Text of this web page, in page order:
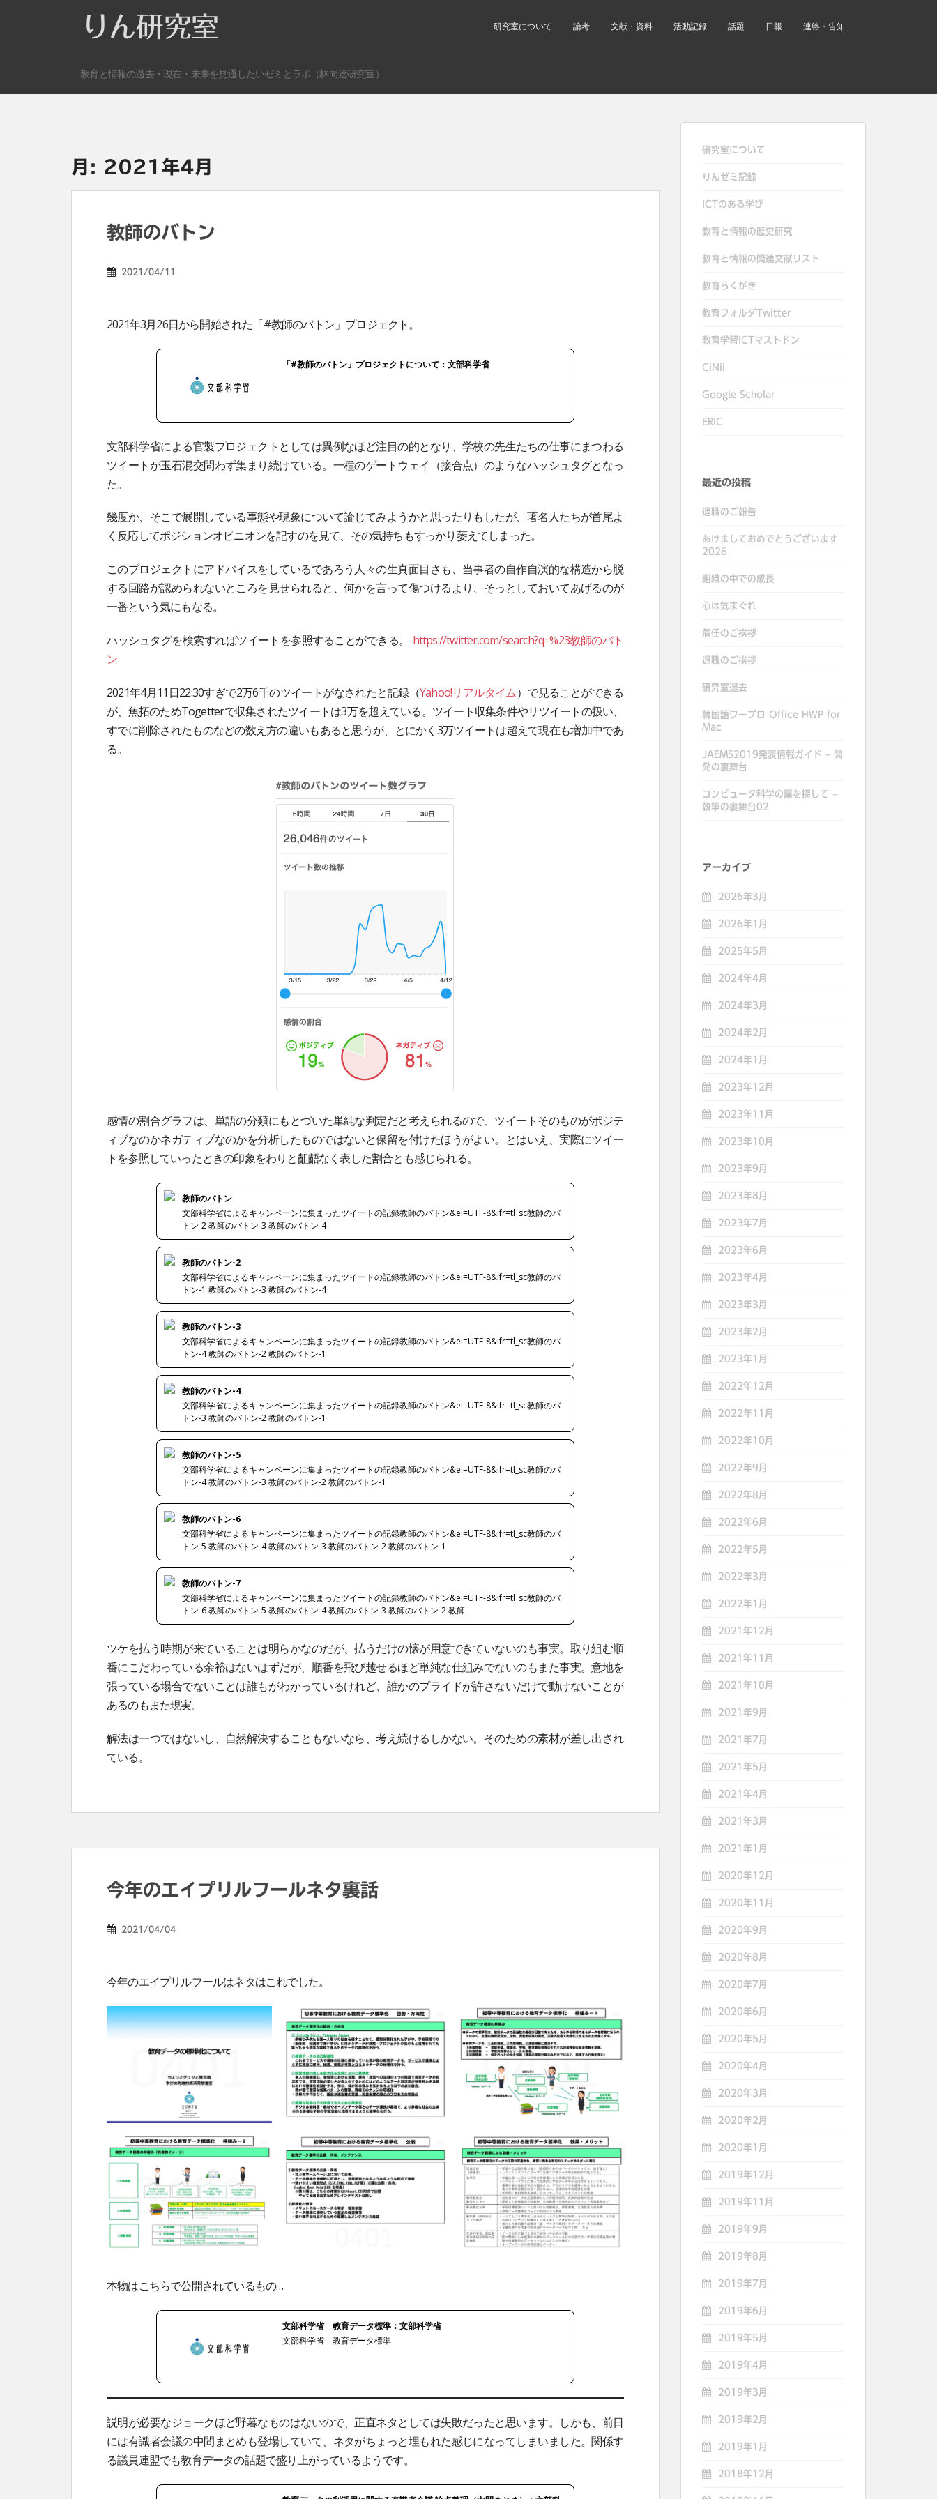
りん研究室 研究室について 論考 文献・資料 活動記録 話題 日報 連絡・告知
教育と情報の過去・現在・未来を見通したいゼミとラボ（林向達研究室）
月: 2021年4月
教師のバトン
2021/04/11
2021年3月26日から開始された「#教師のバトン」プロジェクト。
「#教師のバトン」プロジェクトについて：文部科学省
文部科学省による官製プロジェクトとしては異例なほど注目の的となり、学校の先生たちの仕事にまつわる
ツイートが玉石混交問わず集まり続けている。一種のゲートウェイ（接合点）のようなハッシュタグとなっ
た。
幾度か、そこで展開している事態や現象について論じてみようかと思ったりもしたが、著名人たちが首尾よ
く反応してポジションオピニオンを記すのを見て、その気持ちもすっかり萎えてしまった。
このプロジェクトにアドバイスをしているであろう人々の生真面目さも、当事者の自作自演的な構造から脱
する回路が認められないところを見せられると、何かを言って傷つけるより、そっとしておいてあげるのが
一番という気にもなる。
ハッシュタグを検索すればツイートを参照することができる。 https://twitter.com/search?q=%23教師のバト
ン
2021年4月11日22:30すぎで2万6千のツイートがなされたと記録（Yahoo!リアルタイム）で見ることができる
が、魚拓のためTogetterで収集されたツイートは3万を超えている。ツイート収集条件やリツイートの扱い、
すでに削除されたものなどの数え方の違いもあると思うが、とにかく3万ツイートは超えて現在も増加中であ
る。
感情の割合グラフは、単語の分類にもとづいた単純な判定だと考えられるので、ツイートそのものがポジテ
ィブなのかネガティブなのかを分析したものではないと保留を付けたほうがよい。とはいえ、実際にツイー
トを参照していったときの印象をわりと齟齬なく表した割合とも感じられる。
教師のバトン
文部科学省によるキャンペーンに集まったツイートの記録教師のバトン&ei=UTF-8&ifr=tl_sc教師のバ
トン-2 教師のバトン-3 教師のバトン-4
教師のバトン-2
文部科学省によるキャンペーンに集まったツイートの記録教師のバトン&ei=UTF-8&ifr=tl_sc教師のバ
トン-1 教師のバトン-3 教師のバトン-4
教師のバトン-3
文部科学省によるキャンペーンに集まったツイートの記録教師のバトン&ei=UTF-8&ifr=tl_sc教師のバ
トン-4 教師のバトン-2 教師のバトン-1
教師のバトン-4
文部科学省によるキャンペーンに集まったツイートの記録教師のバトン&ei=UTF-8&ifr=tl_sc教師のバ
トン-3 教師のバトン-2 教師のバトン-1
教師のバトン-5
文部科学省によるキャンペーンに集まったツイートの記録教師のバトン&ei=UTF-8&ifr=tl_sc教師のバ
トン-4 教師のバトン-3 教師のバトン-2 教師のバトン-1
教師のバトン-6
文部科学省によるキャンペーンに集まったツイートの記録教師のバトン&ei=UTF-8&ifr=tl_sc教師のバ
トン-5 教師のバトン-4 教師のバトン-3 教師のバトン-2 教師のバトン-1
教師のバトン-7
文部科学省によるキャンペーンに集まったツイートの記録教師のバトン&ei=UTF-8&ifr=tl_sc教師のバ
トン-6 教師のバトン-5 教師のバトン-4 教師のバトン-3 教師のバトン-2 教師..
ツケを払う時期が来ていることは明らかなのだが、払うだけの懐が用意できていないのも事実。取り組む順
番にこだわっている余裕はないはずだが、順番を飛び越せるほど単純な仕組みでないのもまた事実。意地を
張っている場合でないことは誰もがわかっているけれど、誰かのプライドが許さないだけで動けないことが
あるのもまた現実。
解法は一つではないし、自然解決することもないなら、考え続けるしかない。そのための素材が差し出され
ている。
今年のエイプリルフールネタ裏話
2021/04/04
今年のエイプリルフールはネタはこれでした。
本物はこちらで公開されているもの…
文部科学省 教育データ標準：文部科学省
文部科学省 教育データ標準
説明が必要なジョークほど野暮なものはないので、正直ネタとしては失敗だったと思います。しかも、前日
には有識者会議の中間まとめも登場していて、ネタがちょっと埋もれた感じになってしまいました。関係す
る議員連盟でも教育データの話題で盛り上がっているようです。
研究室について
りんゼミ記録
ICTのある学び
教育と情報の歴史研究
教育と情報の関連文献リスト
教育らくがき
教育フォルダTwitter
教育学習ICTマストドン
CiNii
Google Scholar
ERIC
最近の投稿
退職のご報告
あけましておめでとうございます
2026
組織の中での成長
心は気まぐれ
着任のご挨拶
退職のご挨拶
研究室退去
韓国語ワープロ Office HWP for
Mac
JAEMS2019発表情報ガイド – 開
発の裏舞台
コンピュータ科学の扉を探して –
執筆の裏舞台02
アーカイブ
2026年3月
2026年1月
2025年5月
2024年4月
2024年3月
2024年2月
2024年1月
2023年12月
2023年11月
2023年10月
2023年9月
2023年8月
2023年7月
2023年6月
2023年4月
2023年3月
2023年2月
2023年1月
2022年12月
2022年11月
2022年10月
2022年9月
2022年8月
2022年6月
2022年5月
2022年3月
2022年1月
2021年12月
2021年11月
2021年10月
2021年9月
2021年7月
2021年5月
2021年4月
2021年3月
2021年1月
2020年12月
2020年11月
2020年9月
2020年8月
2020年7月
2020年6月
2020年5月
2020年4月
2020年3月
2020年2月
2020年1月
2019年12月
2019年11月
2019年9月
2019年8月
2019年7月
2019年6月
2019年5月
2019年4月
2019年3月
2019年2月
2019年1月
2018年12月